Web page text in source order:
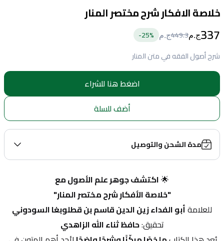
خلاصة الافكار شرح مختصر المنار
337ج.م449.3ج.م 25%-
شرح أصول الفقه في متن المنار
اضغط هنا للشراء
أضف للسلة
مدة الشحن والتوصيل
🌟 اكتشف جوهر علم الأصول مع
"خلاصة الأفكار شرح مختصر المنار"
للعلامة أبو الفداء زين الدين قاسم بن قطلوبغا السودوني
تحقيق: حافظ ثناء الله الزاهدي